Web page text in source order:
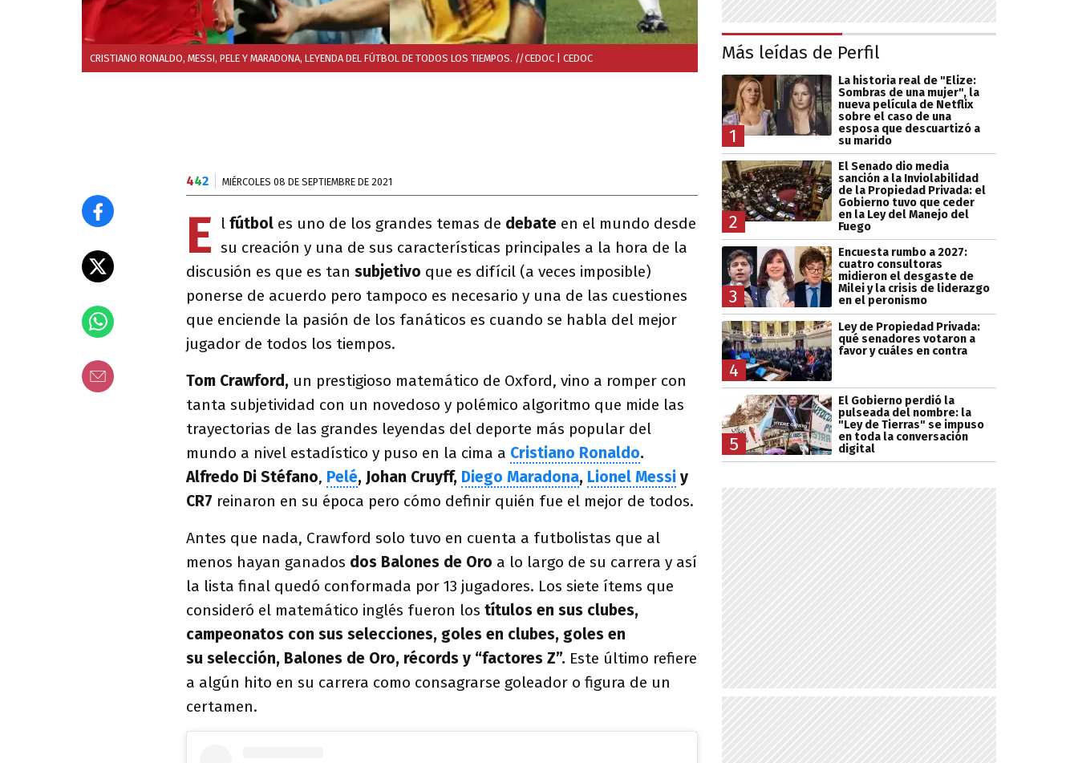
CRISTIANO RONALDO, MESSI, PELE Y MARADONA, LEYENDA DEL FÚTBOL DE TODOS LOS TIEMPOS. //CEDOC | CEDOC
442 MIÉRCOLES 08 DE SEPTIEMBRE DE 2021
E l fútbol es uno de los grandes temas de debate en el mundo desde
su creación y una de sus características principales a la hora de la
discusión es que es tan subjetivo que es difícil (a veces imposible)
ponerse de acuerdo pero tampoco es necesario y una de las cuestiones
que enciende la pasión de los fanáticos es cuando se habla del mejor
jugador de todos los tiempos.
Tom Crawford, un prestigioso matemático de Oxford, vino a romper con
tanta subjetividad con un novedoso y polémico algoritmo que mide las
trayectorias de las grandes leyendas del deporte más popular del
mundo a nivel estadístico y puso en la cima a Cristiano Ronaldo.
Alfredo Di Stéfano, Pelé, Johan Cruyff, Diego Maradona, Lionel Messi y
CR7 reinaron en su época pero cómo definir quién fue el mejor de todos.
Antes que nada, Crawford solo tuvo en cuenta a futbolistas que al
menos hayan ganados dos Balones de Oro a lo largo de su carrera y así
la lista final quedó conformada por 13 jugadores. Los siete ítems que
consideró el matemático inglés fueron los títulos en sus clubes,
campeonatos con sus selecciones, goles en clubes, goles en
su selección, Balones de Oro, récords y “factores Z”. Este último refiere
a algún hito en su carrera como consagrarse goleador o figura de un
certamen.
Más leídas de Perfil
1
La historia real de "Elize:
Sombras de una mujer", la
nueva película de Netflix
sobre el caso de una
esposa que descuartizó a
su marido
2
El Senado dio media
sanción a la Inviolabilidad
de la Propiedad Privada: el
Gobierno tuvo que ceder
en la Ley del Manejo del
Fuego
3
Encuesta rumbo a 2027:
cuatro consultoras
midieron el desgaste de
Milei y la crisis de liderazgo
en el peronismo
4
Ley de Propiedad Privada:
qué senadores votaron a
favor y cuáles en contra
5
El Gobierno perdió la
pulseada del nombre: la
"Ley de Tierras" se impuso
en toda la conversación
digital